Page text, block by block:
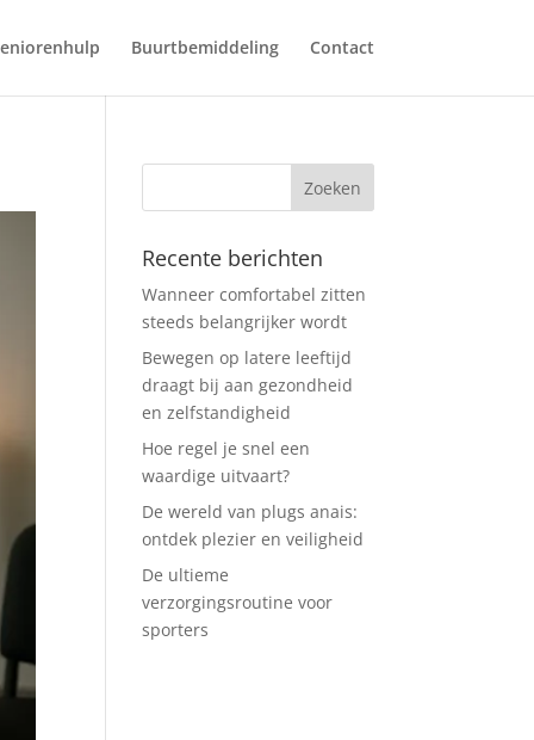
Buurtbemiddeling Contact
Recente berichten
Wanneer comfortabel zitten
steeds belangrijker wordt
Bewegen op latere leeftijd
draagt bij aan gezondheid
en zelfstandigheid
Hoe regel je snel een
waardige uitvaart?
De wereld van plugs anais:
ontdek plezier en veiligheid
De ultieme
verzorgingsroutine voor
sporters